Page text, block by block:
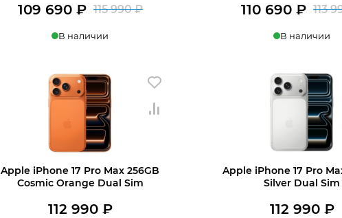
115 990₽
Первоначальная
115
990 ₽.
109 690 ₽
690 ₽.
В наличии
В корзину
113
110 690₽
В наличии
В корзину
Apple iPhone 17 Pro Max 256GB
Cosmic Orange Dual Sim
112 990 ₽
Apple iPhone 17 Pro
Silver Dual Sim
112 990 ₽